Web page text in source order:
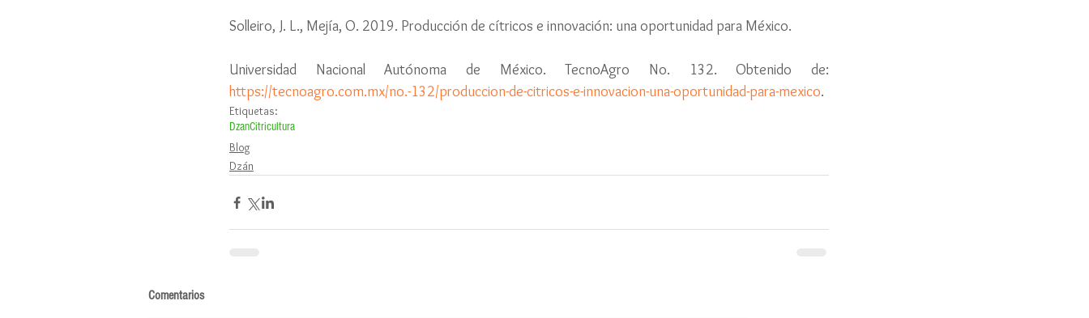
Solleiro, J. L., Mejía, O. 2019. Producción de cítricos e innovación: una oportunidad para México.
https://tecnoagro.com.mx/no.-132/produccion-de-citricos-e-innovacion-una-oportunidad-para-mexico.
Etiquetas:
DzanCitricultura
Blog
Dzán
Comentarios